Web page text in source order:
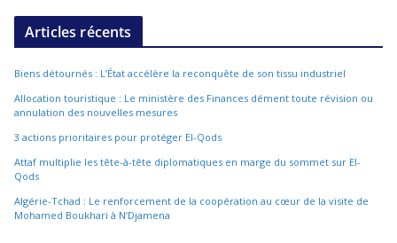
Articles récents
Biens détournés : L’État accélère la reconquête de son tissu industriel
Allocation touristique : Le ministère des Finances dément toute révision ou
annulation des nouvelles mesures
3 actions prioritaires pour protéger El-Qods
Attaf multiplie les tête-à-tête diplomatiques en marge du sommet sur El-
Qods
Algérie-Tchad : Le renforcement de la coopération au cœur de la visite de
Mohamed Boukhari à N’Djamena